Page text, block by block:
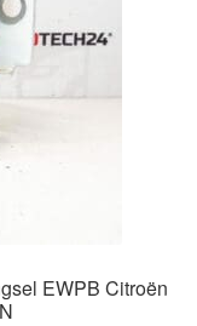
EWPB Citroën